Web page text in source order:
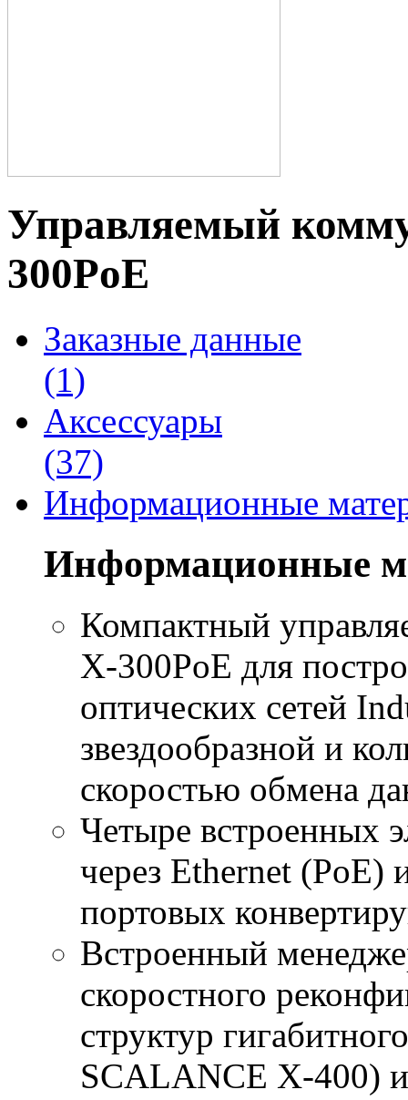
Управляемый
300PoE
Заказные данные
(1)
Аксессуары
(37)
Информационные
Информационные
Компактный
X-300PoE для
оптических сетей
звездообразной и
скоростью обмена
Четыре встроенных
через Ethernet (PoE)
портовых
Встроенный
скоростного
структур
SCALANCE X-400)